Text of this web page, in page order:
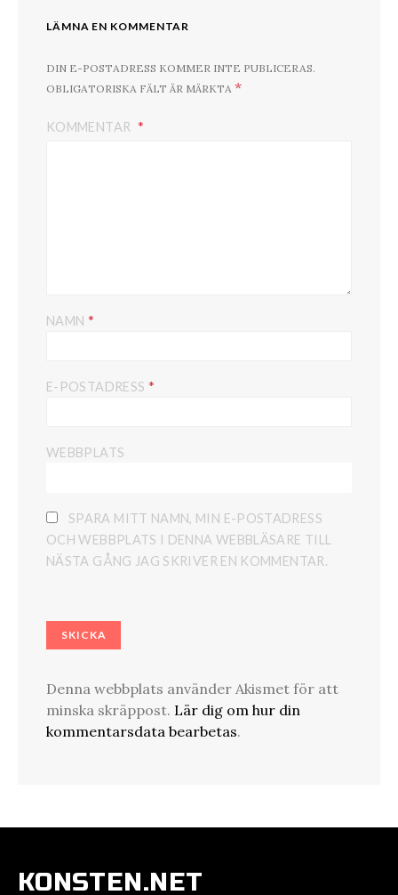
LÄMNA EN KOMMENTAR
DIN E-POSTADRESS KOMMER INTE PUBLICERAS.
OBLIGATORISKA FÄLT ÄR MÄRKTA *
KOMMENTAR
NAMN *
E-POSTADRESS *
WEBBPLATS
SPARA MITT NAMN, MIN E-POSTADRESS
OCH WEBBPLATS I DENNA WEBBLÄSARE TILL
NÄSTA GÅNG JAG SKRIVER EN KOMMENTAR.
Denna webbplats använder Akismet för att
minska skräppost. Lär dig om hur din
kommentarsdata bearbetas.
KONSTEN.NET